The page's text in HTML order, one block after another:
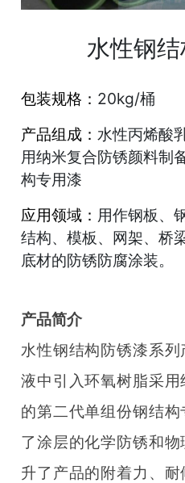
水性钢
包装规格： 20kg/桶
产品组成： 水性丙烯酸
用纳米复合防锈颜料制
构专用漆
应用领域： 用作钢板、
结构、模板、网架、桥
底材的防锈防腐涂装。
产品简介
水性钢结构防锈漆系
液中引入环氧树脂采
的第二代单组份钢结
了涂层的化学防锈和
升了产品的附着力、